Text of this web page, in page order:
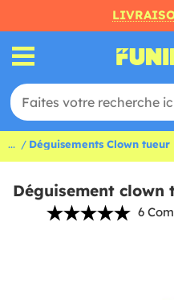
... Déguisements Clown tueur
Déguisement clown
6